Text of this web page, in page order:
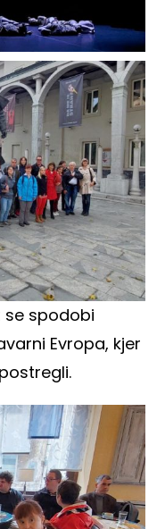
se spodobi
Evropa, kjer